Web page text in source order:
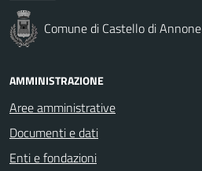
Comune di Castello di Annone
AMMINISTRAZIONE
Aree amministrative
Documenti e dati
Enti e fondazioni